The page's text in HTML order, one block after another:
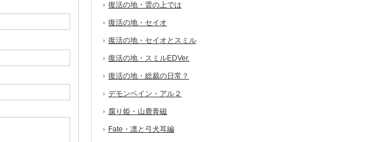
復活の地・雲の上では
復活の地・セイオ
復活の地・セイオとスミル
復活の地・スミルEDVer.
復活の地・総裁の日常？
デモンベイン・アル２
腐り姫・山鹿青磁
Fate・凛と弓犬耳編